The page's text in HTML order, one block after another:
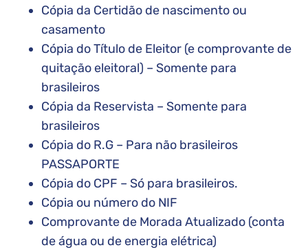
Cópia da Certidão de nascimento ou
casamento
Cópia do Título de Eleitor (e comprovante de
quitação eleitoral) – Somente para
brasileiros
Cópia da Reservista – Somente para
brasileiros
Cópia do R.G – Para não brasileiros
PASSAPORTE
Cópia do CPF – Só para brasileiros.
Cópia ou número do NIF
Comprovante de Morada Atualizado (conta
de água ou de energia elétrica)